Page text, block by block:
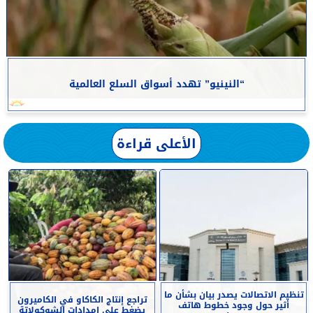
“النينيو” تهدد أسواق السلع العالمية
الأعلى قراءة
تنظيم الاتصالات يصدر بيان بشأن ما
أثير حول وجود خطوط هاتف تراجع إنتاج الكاكاو في الكاميرون